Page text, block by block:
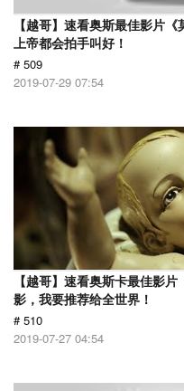
【越哥】速看奥斯最佳影片
上帝都会拍手叫好！
# 509
2019-07-29 07:54
【越哥】速看奥斯卡最佳影
影，我要推荐给全世界！
# 510
2019-07-27 04:54